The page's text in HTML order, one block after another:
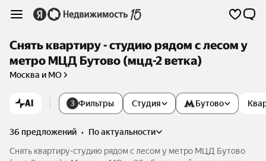
Снять квартиру - студию рядом с лесом у
метро МЦД Бутово (мцд-2 ветка)
Москва и МО
AI 3 Фильтры Студия Бутово
36 предложений •
по актуальности
Снять квартиру-студию рядом с лесом у метро МЦД Бутово